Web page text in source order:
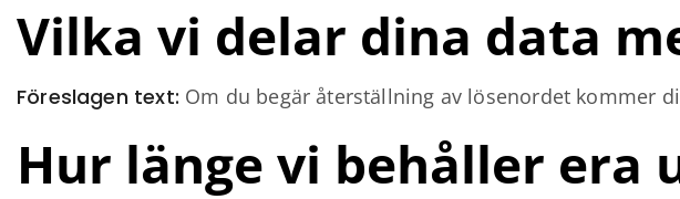
Vilka vi delar dina data
Föreslagen text: Om du begär återställning av lösenordet kommer
Hur länge vi behåller era